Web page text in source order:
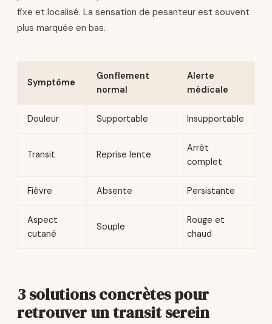
fixe et localisé. La sensation de pesanteur est souvent
plus marquée en bas.
Symptôme
Gonflement
normal
Alerte
médicale
Douleur Supportable Insupportable
Transit Reprise lente
Arrêt
complet
Fièvre Absente Persistante
Aspect
cutané
Souple
Rouge et
chaud
3 solutions concrètes pour
retrouver un transit serein